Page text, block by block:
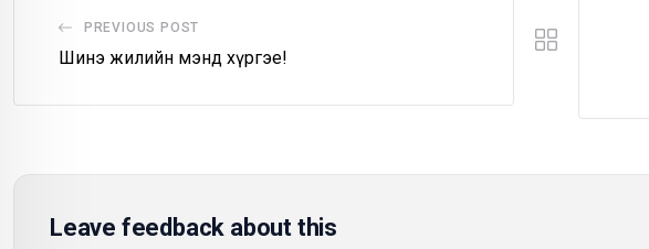
PREVIOUS POST
Шинэ жилийн мэнд хүргэе!
Leave feedback about this